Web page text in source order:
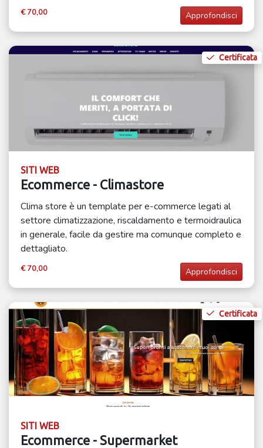
€ 70,00 Approfondisci
Certificata
SITI WEB
Ecommerce - Climastore
Clima store è un template per e-commerce legati al
settore climatizzazione, riscaldamento e termoidraulica
in generale, facile da gestire ma comunque completo e
dettagliato.
€ 70,00 Approfondisci
Certificata
SITI WEB
Ecommerce - Supermarket